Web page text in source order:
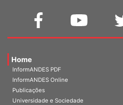
Home
InformANDES PDF
InformANDES Online
Publicações
Universidade e Sociedade